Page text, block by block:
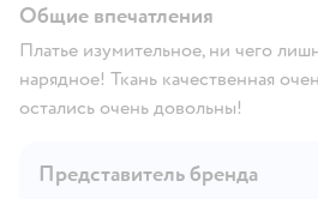
Общие впечатления
Платье изумительное, ни чего
нарядное! Ткань качественная
остались очень довольны!
Представитель бренда